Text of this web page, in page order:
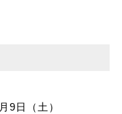
9⽇（⼟）